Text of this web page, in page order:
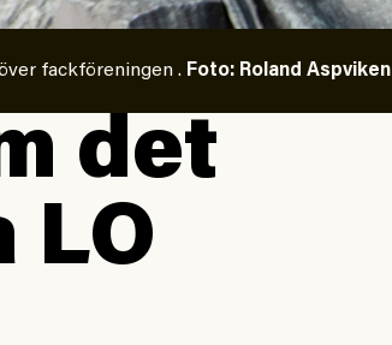
fackföreningen . Foto: Roland Aspviken
det
LO